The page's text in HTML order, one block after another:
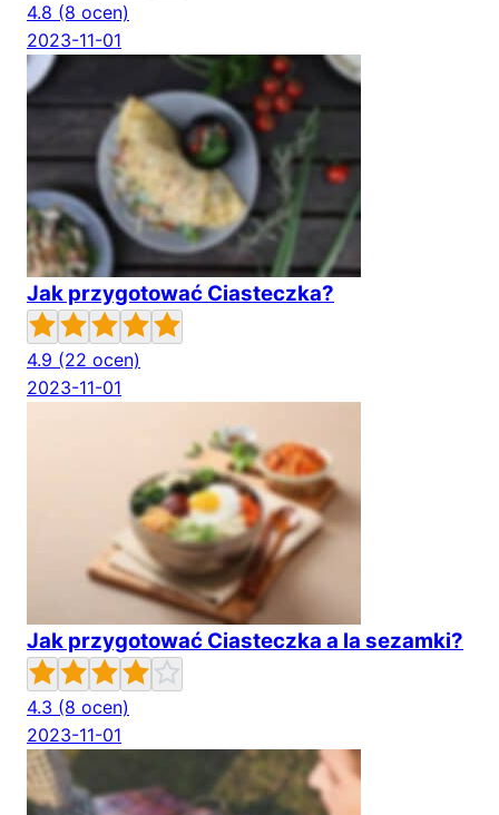
4.8 (8 ocen)
2023-11-01
Jak przygotować Ciasteczka?
4.9 (22 ocen)
2023-11-01
Jak przygotować Ciasteczka a la sezamki?
4.3 (8 ocen)
2023-11-01